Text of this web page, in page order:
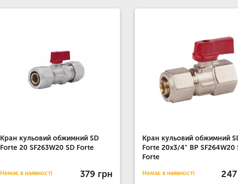
Кран кульовий обжимний SD
Forte 20 SF263W20 SD Forte
Немає в наявності 379 грн
Кран кульовий обжимний
Forte 20х3/4" ВР SF264W20
Forte
Немає в наявності